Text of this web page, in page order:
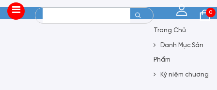
0
Trang Chủ
Danh Mục Sản
Phẩm
Kỷ niệm chương